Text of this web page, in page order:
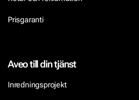
Prisgaranti
Aveo till din tjänst
Inredningsprojekt